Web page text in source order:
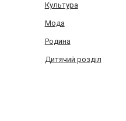
Культура
Мода
Родина
Дитячий розділ